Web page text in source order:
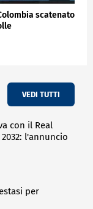
scatenato
VEDI TUTTI
con il Real
l'annuncio
per